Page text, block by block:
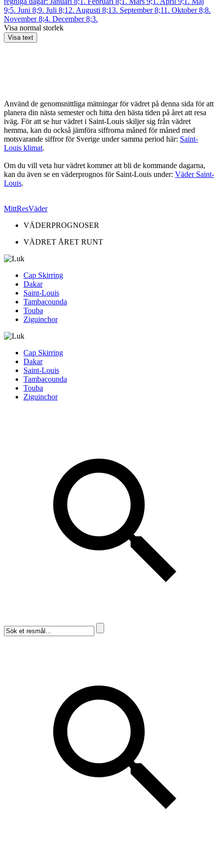
Visa normal storlek
Visa text
Använd de genomsnittliga mätningar för vädret på denna sida för att
planera din nästa semester och hitta den bästa tiden på året att resa
iväg. För att se hur vädret i Saint-Louis skiljer sig från vädret
hemma, kan du också jämföra siffrorna måned för måned med
motsvarande siffror för Sverige under samma period här: Saint-
Louis klimat.
Om du vill veta hur vädret kommer att bli de kommande dagarna,
kan du även se en väderprognos för Saint-Louis under: Väder Saint-
Louis.
MittResVäder
VÄDERPROGNOSER
VÄDRET ÅRET RUNT
Cap Skirring
Dakar
Saint-Louis
Tambacounda
Touba
Ziguinchor
Cap Skirring
Dakar
Saint-Louis
Tambacounda
Touba
Ziguinchor